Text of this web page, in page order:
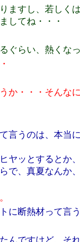
ますし、若しく
してね・・・
ぐらい、熱くな
か・・・そんな
言うのは、本当
ヤッとするとか
で、真夏なんか
に断熱材って言
んですけど、そ